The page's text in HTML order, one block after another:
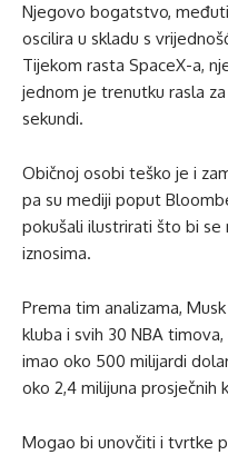
Njegovo bogatstvo,
oscilira u skladu s
Tijekom rasta SpaceX-a,
jednom je trenutku rasla
sekundi.
Običnoj osobi teško je i
pa su mediji poput
pokušali ilustrirati što bi
iznosima.
Prema tim analizama,
kluba i svih 30 NBA
imao oko 500 milijardi
oko 2,4 milijuna prosječnih
Mogao bi unovčiti i tvrtke